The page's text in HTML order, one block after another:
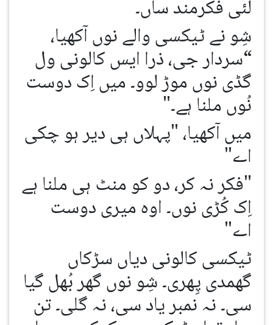
لئی فکرمند ساں۔
شِو نے ٹیکسی والے نوں آکھیا،
“سردار جی، ذرا ایس کالونی ول
گڈی نوں موڑ لوو۔ میں اِک دوست
نُوں ملنا ہے۔"
میں آکھیا، "پہلاں ہی دیر ہو چکی
اے"
"فکر نہ کر، دو کو منٹ ہی ملنا ہے
اِک کُڑی نوں۔ اوہ میری دوست
اے"
ٹیکسی کالونی دیاں سڑکاں
گھمدی پِھری۔ شِو نوں گھر بُھل گیا
سی۔ نہ نمبر یاد سی، نہ گلی۔ تن